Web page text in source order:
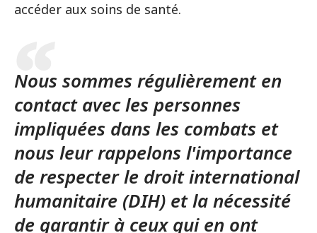
accéder aux soins de santé.
Nous sommes régulièrement en
contact avec les personnes
impliquées dans les combats et
nous leur rappelons l'importance
de respecter le droit international
humanitaire (DIH) et la nécessité
de garantir à ceux qui en ont